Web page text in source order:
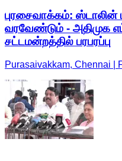
புரசைவாக்கம்:
வரவேண்டும் - அதிமுக
சட்டமன்றத்தில் பரபரப்பு
Purasaivakkam, Chennai |